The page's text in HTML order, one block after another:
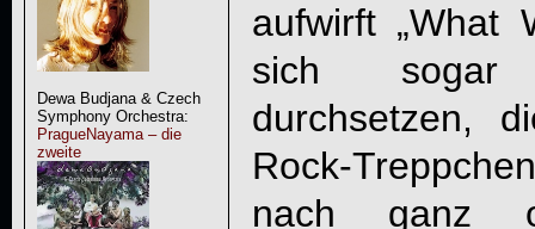
Dewa Budjana & Czech
Symphony Orchestra:
PragueNayama – die
zweite
aufwirft „What
sich sogar
durchsetzen,
Rock-
nach ganz